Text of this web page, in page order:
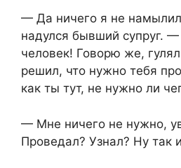
— Да ничего я не
надулся бывший супруг.
человек! Говорю же,
решил, что нужно тебя
как ты тут, не нужно ли
— Мне ничего не нужно,
Проведал? Узнал? Ну так